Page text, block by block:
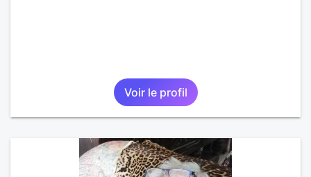
Voir le profil